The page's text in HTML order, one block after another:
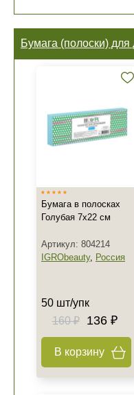
Бумага (полоски) для
Бумага в полосках
Голубая 7х22 см
Артикул: 804214
IGRObeauty, Россия
50 шт/упк
160 ₽
136 ₽
В корзину